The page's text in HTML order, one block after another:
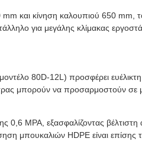
και κίνηση καλουπιού 650 mm,
για μεγάλης κλίμακας
80D-12L) προσφέρει
μπορούν να προσαρμοστούν σε
0,6 MPA, εξασφαλίζοντας
μπουκαλιών HDPE είναι